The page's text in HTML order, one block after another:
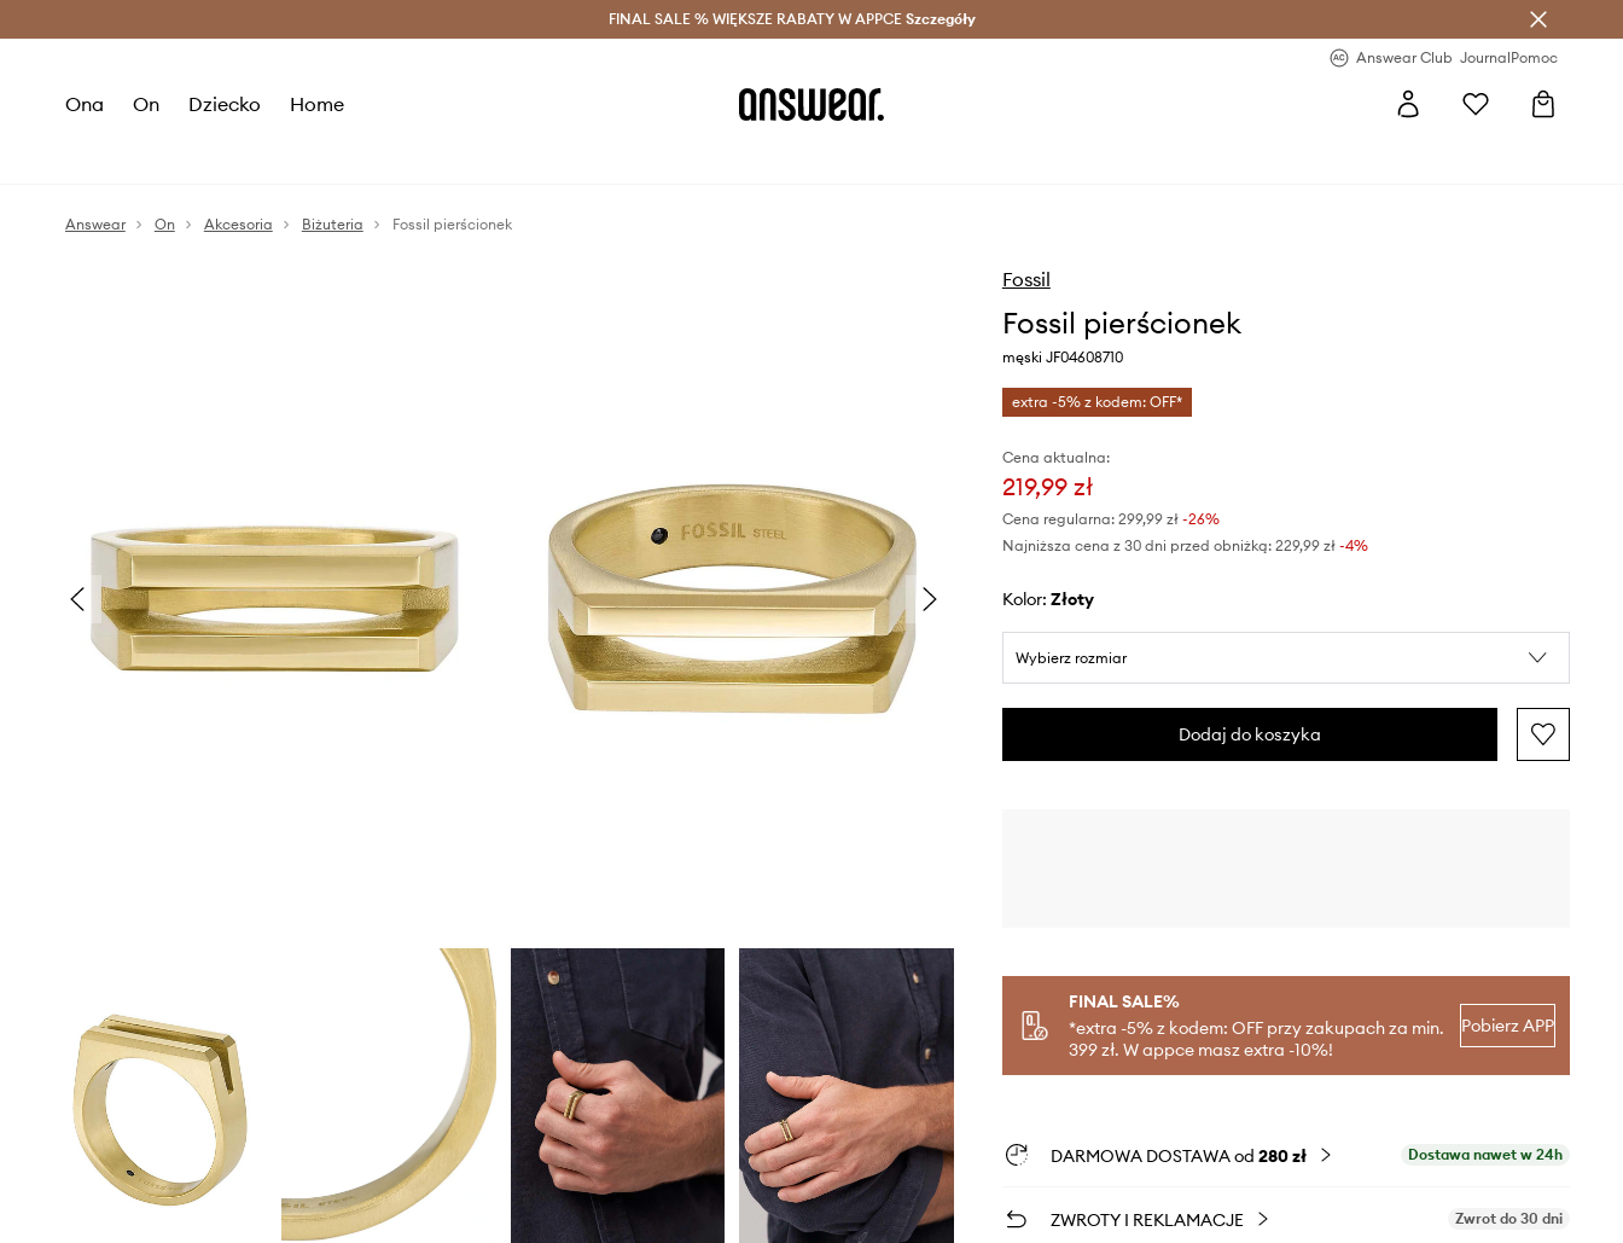
Oszczędzaj z Answear Club > Dostawa nawet w 24h >
FINAL SALE % WIĘKSZE RABATY W APPCE Szczegóły
Answear Club JournalPomoc
Ona On Dziecko Home
Answear On Akcesoria Biżuteria Fossil pierścionek
Fossil
Fossil pierścionek
męski JF04608710
extra -5% z kodem: OFF*
Cena aktualna:
219,99 zł
Cena regularna: 299,99 zł-26%
Najniższa cena z 30 dni przed obniżką: 229,99 zł -4%
Kolor: złoty
Wybierz rozmiar
Dodaj do koszyka
FINAL SALE%
*extra -5% z kodem: OFF przy zakupach za min.
399 zł. W appce masz extra -10%!
Pobierz APP
DARMOWA DOSTAWA od 280 zł Dostawa nawet w 24h
ZWROTY I REKLAMACJE Zwrot do 30 dni